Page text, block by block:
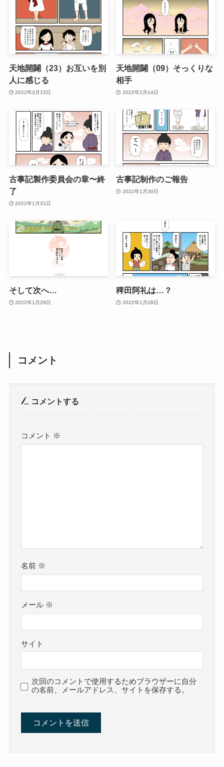
天地開闢（23）お互いを別
人に感じる
2022年3月15日
天地開闢（09）そっくりな
相手
2022年2月14日
古事記製作委員会の章〜終
了
2022年1月31日
古事記制作のご報告
2022年1月30日
そして次へ…
2022年1月29日
稗田阿礼は…？
2022年1月28日
コメント
コメントする
コメント ※
名前 ※
メール ※
サイト
次回のコメントで使用するためブラウザーに自分
の名前、メールアドレス、サイトを保存する。